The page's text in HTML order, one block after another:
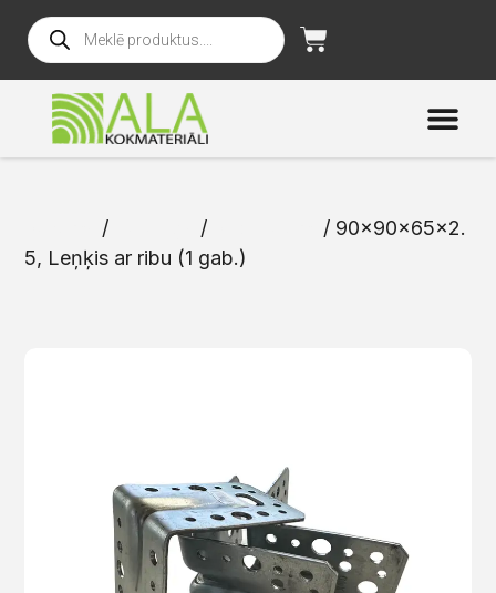
/ /
/ 90x90x65x2.
5, Leņķis ar ribu (1 gab.)